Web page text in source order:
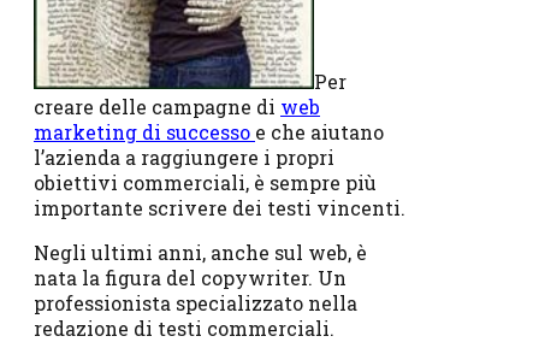
Per
creare delle campagne di web
marketing di successo e che aiutano
l’azienda a raggiungere i propri
obiettivi commerciali, è sempre più
importante scrivere dei testi vincenti.
Negli ultimi anni, anche sul web, è
nata la figura del copywriter. Un
professionista specializzato nella
redazione di testi commerciali.